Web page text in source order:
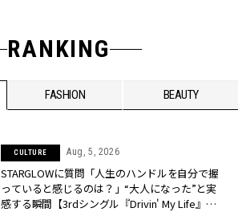
RANKING
FASHION BEAUTY
CULTURE Aug, 5, 2026
STARGLOWに質問「人生のハンドルを自分で握
っていると感じるのは？」“大️人になった”と実
感する瞬間【3rdシングル『Drivin' My Life』発